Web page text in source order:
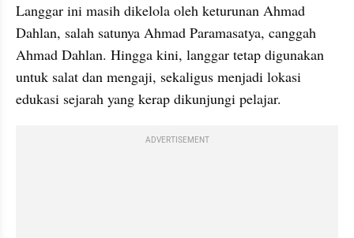
Langgar ini masih dikelola oleh keturunan Ahmad
Dahlan, salah satunya Ahmad Paramasatya, canggah
Ahmad Dahlan. Hingga kini, langgar tetap digunakan
untuk salat dan mengaji, sekaligus menjadi lokasi
edukasi sejarah yang kerap dikunjungi pelajar.
ADVERTISEMENT